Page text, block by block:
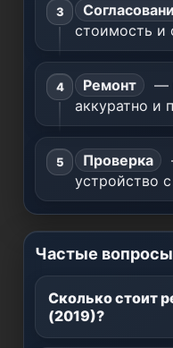
стоимость и
Ремонт
—
аккуратно и
Проверка
устройство
Частые
Сколько стоит
(2019)?